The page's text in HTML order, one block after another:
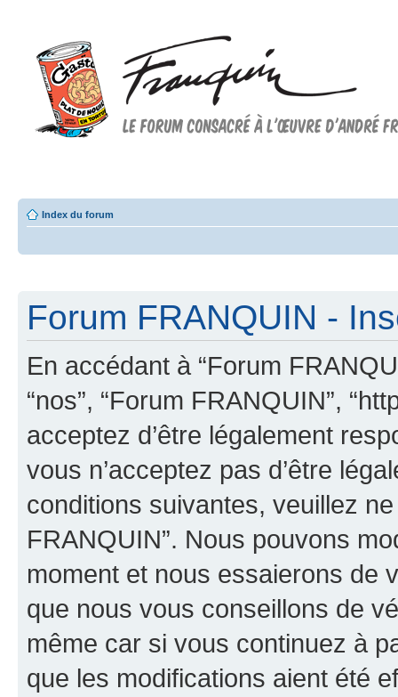
Index du forum
Forum FRANQUIN -
En accédant à “Forum
“nos”, “Forum FRANQUIN”,
acceptez d’être légalement
vous n’acceptez pas d’être
conditions suivantes, veuillez
FRANQUIN”. Nous pouvons
moment et nous essaierons de
que nous vous conseillons de
même car si vous continuez à
que les modifications aient été